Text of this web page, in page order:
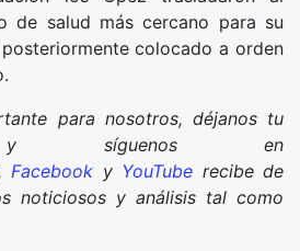
de salud más cercano para su
colocado a orden
para nosotros, déjanos tu
y síguenos en
Facebook y YouTube recibe de
noticiosos y análisis tal como